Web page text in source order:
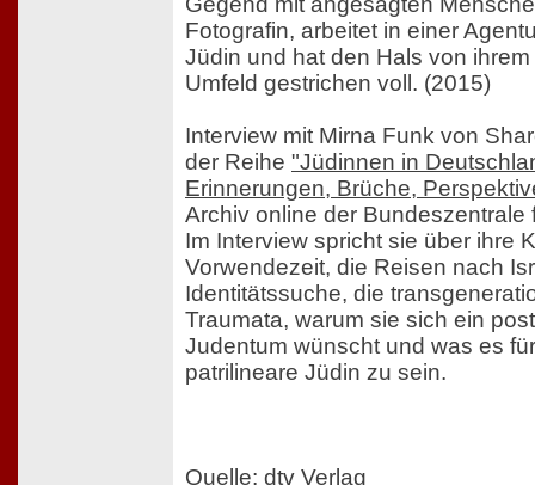
Fotografin, arbeitet in einer
Jüdin und hat den Hals von
Umfeld gestrichen voll. (2015)
Interview mit Mirna Funk von
der Reihe "Jüdinnen in
Erinnerungen, Brüche,
Archiv online der Bundeszentrale
Im Interview spricht sie über ihre
Vorwendezeit, die Reisen nach
Identitätssuche, die
Traumata, warum sie sich ein
Judentum wünscht und was es
patrilineare Jüdin zu sein.
Quelle: dtv Verlag